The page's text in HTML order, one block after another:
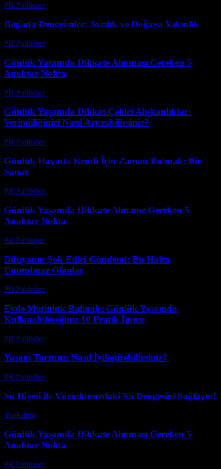
PR Publisher-
Doğada Deneyimler: Avcılık ve Doğaya Yakınlık
PR Publisher-
Günlük Yaşamda Dikkate Alınması Gereken 5
Anahtar Nokta
PR Publisher-
Günlük Yaşamda Dikkat Çekici Alışkanlıklar:
Verimliliğinizi Nasıl Artırabilirsiniz?
PR Publisher-
Günlük Hayatta Kendi İçin Zaman Bulmak: Bir
Sanat
PR Publisher-
Günlük Yaşamda Dikkate Almanız Gereken 5
Anahtar Nokta
PR Publisher-
Dünyanın Şok Edici Gündemi: Bu Hafta
Unutulmaz Olanlar
PR Publisher-
Evde Mutluluk Bulmak: Günlük Yaşamda
Kullanabileceğiniz 10 Pratik İpucu
PR Publisher-
Yaşam Tarzınızı Nasıl İyileştirebilirsiniz?
PR Publisher-
Su Diyeti ile Vücudunuzdaki Su Dengesini Sağlayın!
TheEditor-
Günlük Yaşamda Dikkate Alınması Gereken 5
Anahtar Nokta
PR Publisher-